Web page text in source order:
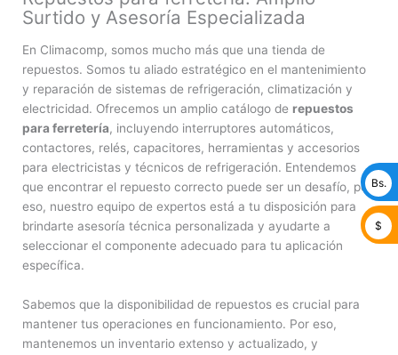
Surtido y Asesoría Especializada
En Climacomp, somos mucho más que una tienda de
repuestos. Somos tu aliado estratégico en el mantenimiento
y reparación de sistemas de refrigeración, climatización y
electricidad. Ofrecemos un amplio catálogo de repuestos
para ferretería, incluyendo interruptores automáticos,
contactores, relés, capacitores, herramientas y accesorios
para electricistas y técnicos de refrigeración. Entendemos
que encontrar el repuesto correcto puede ser un desafío, por
eso, nuestro equipo de expertos está a tu disposición para
brindarte asesoría técnica personalizada y ayudarte a
seleccionar el componente adecuado para tu aplicación
específica.
Sabemos que la disponibilidad de repuestos es crucial para
mantener tus operaciones en funcionamiento. Por eso,
mantenemos un inventario extenso y actualizado, y
Bs.
$